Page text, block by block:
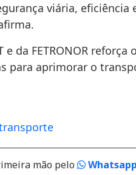
viária, eficiência
e da FETRONOR
para aprimorar o
mão pelo
Whatsapp